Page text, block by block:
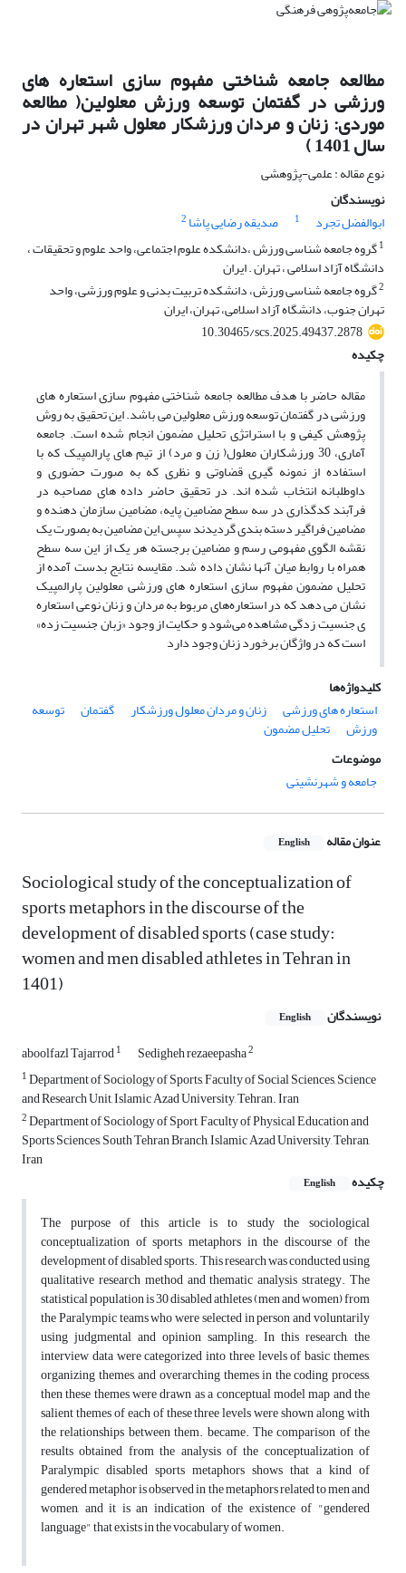
مطالعه جامعه شناختی مفهوم سازی استعاره های
ورزشی در گفتمان توسعه ورزش معلولین( مطالعه
موردی: زنان و مردان ورزشکار معلول شهر تهران در
سال 1401 )
نوع مقاله : علمی-پژوهشی
نویسندگان
ابوالفضل تجرد
1 صدیقه رضایی پاشا 2
1گروه جامعه شناسی ورزش ،دانشکده علوم اجتماعی، واحد علوم و تحقیقات ،
دانشگاه آزاد اسلامی ، تهران . ایران
2گروه جامعه شناسی ورزش، دانشکده تربیت بدنی و علوم ورزشی، واحد
تهران جنوب، دانشگاه آزاد اسلامی، تهران، ایران
10.30465/scs.2025.49437.2878
چکیده
مقاله حاضر با هدف مطالعه جامعه شناختی مفهوم سازی استعاره های
ورزشی در گفتمان توسعه ورزش معلولین می باشد. این تحقیق به روش
پژوهش کیفی و با استراتژی تحلیل مضمون انجام شده است. جامعه
آماری، 30 ورزشکاران معلول( زن و مرد) از تیم های پارالمپیک که با
استفاده از نمونه گیری قضاوتی و نظری که به صورت حضوری و
داوطلبانه انتخاب شده اند. در تحقیق حاضر داده های مصاحبه در
فرآبند کدگذاری در سه سطح مضامین پایه، مضامین سازمان دهنده و
مضامین فراگیر دسته بندی گردیدند سپس این مضامین به بصورت یک
نقشه الگوی مفهومی رسم و مضامین برجسته هر یک از این سه سطح
همراه با روابط میان آنها نشان داده شد. مقایسه نتایج بدست آمده از
تحلیل مضمون مفهوم سازی استعاره های ورزشی معلولین پارالمپیک
نشان می دهد که در استعاره‌های مربوط به مردان و زنان نوعی استعاره
ی جنسیت زدگی مشاهده می‌شود و حکایت از وجود «زبان جنسیت زده»
است که در واژگان برخورد زنان وجود دارد
کلیدواژه‌ها
استعاره های ورزشی
زنان و مردان معلول ورزشکار گفتمان توسعه
ورزش
تحلیل مضمون
موضوعات
جامعه و شهرنشینی
عنوان مقاله English
Sociological study of the conceptualization of
sports metaphors in the discourse of the
development of disabled sports (case study:
women and men disabled athletes in Tehran in
1401)
نویسندگان English
aboolfazl Tajarrod1 Sedigheh rezaeepasha2
1Department of Sociology of Sports, Faculty of Social Sciences, Science
and Research Unit, Islamic Azad University, Tehran. Iran
2Department of Sociology of Sport, Faculty of Physical Education and
Sports Sciences, South Tehran Branch, Islamic Azad University, Tehran,
Iran
چکیده
English
The purpose of this article is to study the sociological
conceptualization of sports metaphors in the discourse of the
development of disabled sports. This research was conducted using
qualitative research method and thematic analysis strategy. The
statistical population is 30 disabled athletes (men and women) from
the Paralympic teams who were selected in person and voluntarily
using judgmental and opinion sampling. In this research, the
interview data were categorized into three levels of basic themes,
organizing themes, and overarching themes in the coding process,
then these themes were drawn as a conceptual model map and the
salient themes of each of these three levels were shown along with
the relationships between them. became. The comparison of the
results obtained from the analysis of the conceptualization of
Paralympic disabled sports metaphors shows that a kind of
gendered metaphor is observed in the metaphors related to men and
women, and it is an indication of the existence of "gendered
language" that exists in the vocabulary of women.